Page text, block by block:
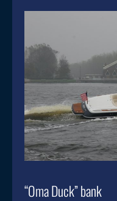
“Oma Duck” bank